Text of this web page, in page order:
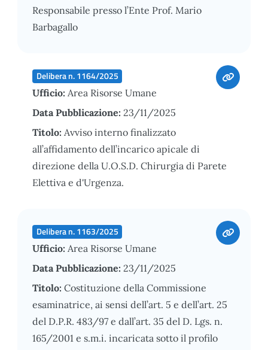
Responsabile presso l’Ente Prof. Mario
Barbagallo
Delibera n. 1164/2025
Ufficio: Area Risorse Umane
Data Pubblicazione: 23/11/2025
Titolo: Avviso interno finalizzato
all’affidamento dell’incarico apicale di
direzione della U.O.S.D. Chirurgia di Parete
Elettiva e d'Urgenza.
Delibera n. 1163/2025
Ufficio: Area Risorse Umane
Data Pubblicazione: 23/11/2025
Titolo: Costituzione della Commissione
esaminatrice, ai sensi dell’art. 5 e dell’art. 25
del D.P.R. 483/97 e dall’art. 35 del D. Lgs. n.
165/2001 e s.m.i. incaricata sotto il profilo